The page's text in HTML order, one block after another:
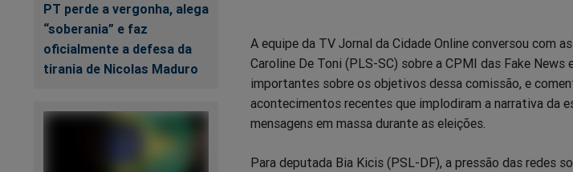
PT perde a vergonha, alega
“soberania” e faz
oficialmente a defesa da
tirania de Nicolas Maduro
no
Facebook
no
Whatsapp
no
Twitter
no
Messenger
no
Telegram
no
Gettr
A equipe da TV Jornal da Cidade Online conversou com
Caroline De Toni (PLS-SC) sobre a CPMI das Fake News
importantes sobre os objetivos dessa comissão, e
acontecimentos recentes que implodiram a narrativa da
mensagens em massa durante as eleições.
Para deputada Bia Kicis (PSL-DF), a pressão das redes